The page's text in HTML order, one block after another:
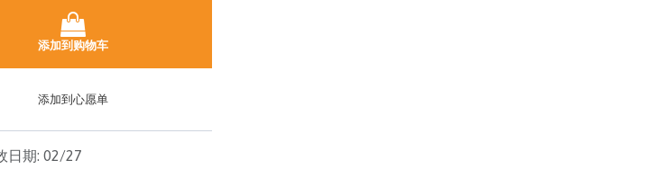
添加到购物车
添加到心愿单
日期: 02/27